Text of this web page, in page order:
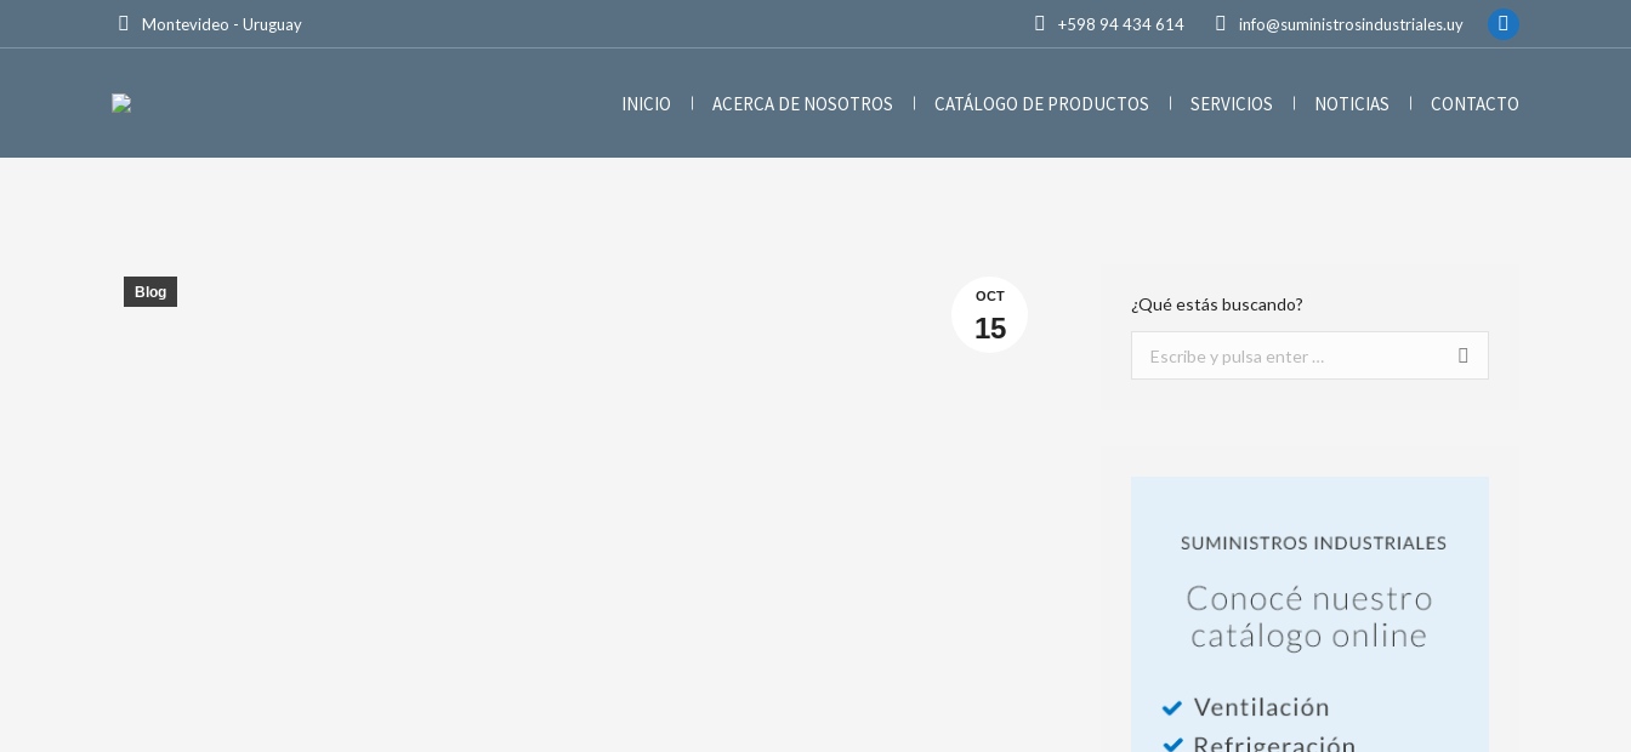
Montevideo - Uruguay +598 94 434 614 info@suministrosindustriales.uy
INICIO ACERCA DE NOSOTROS CATÁLOGO DE PRODUCTOS SERVICIOS NOTICIAS CONTACTO
OCT
15
Blog
¿Qué estás buscando?